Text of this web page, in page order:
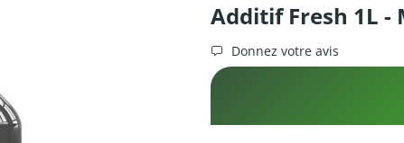
Additif Fresh 1L -
Donnez votre avis